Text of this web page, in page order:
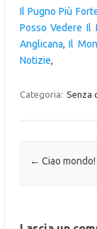
Il Pugno Più
Posso Vedere Il
Anglicana,Il
Notizie,
Categoria: Senza
Navigazione
← Ciao mondo!